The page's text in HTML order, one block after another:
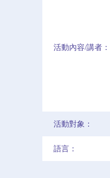
活動內容/講者：
活動對象：
語言：